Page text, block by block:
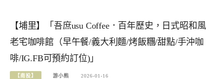
【埔里】「吾庶usu Coffee．百年歷史，日式昭和風
老宅咖啡館（早午餐/義大利麵/烤飯糰/甜點/手沖咖
啡/IG.FB可預約訂位)」
【南投】 游小熊 2026-01-16